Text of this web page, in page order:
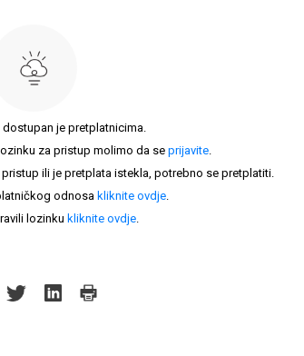
dostupan je pretplatnicima.
za pristup molimo da seprijavite.
ili je pretplata istekla, potrebno se pretplatiti.
odnosa kliknite ovdje.
lozinku kliknite ovdje.